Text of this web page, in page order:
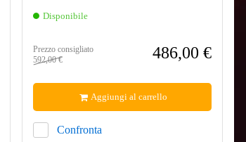
Disponibile
Prezzo consigliato
592,00 €
486,00 €
Confronta
Aggiungi al carrello